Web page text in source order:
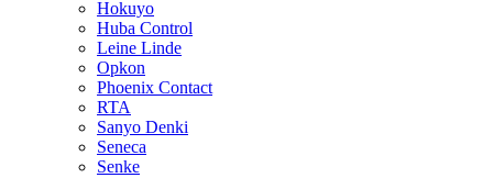
Hokuyo
Huba Control
Leine Linde
Opkon
Phoenix Contact
RTA
Sanyo Denki
Seneca
Senke